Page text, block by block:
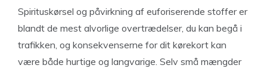
Spirituskørsel og påvirkning af euforiserende stoffer er
blandt de mest alvorlige overtrædelser, du kan begå i
trafikken, og konsekvenserne for dit kørekort kan
være både hurtige og langvarige. Selv små mængder